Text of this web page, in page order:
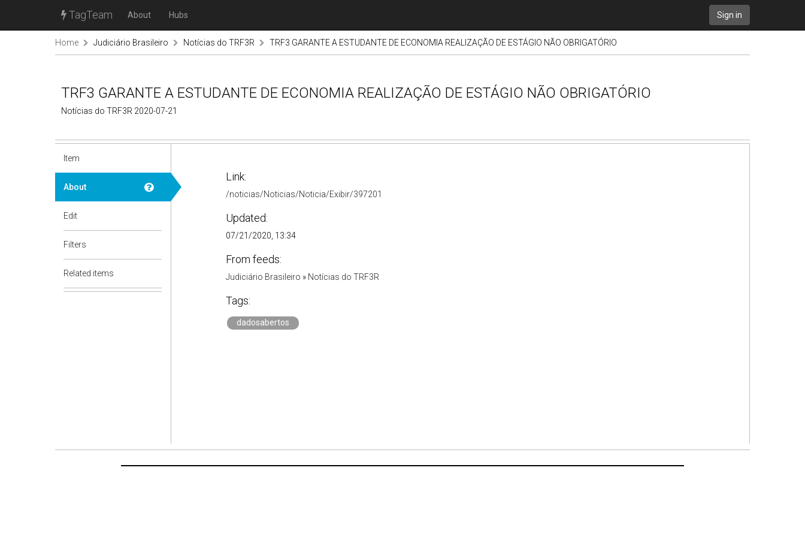
TagTeam About Hubs Sign in
Home Judiciário Brasileiro Notícias do TRF3R TRF3 GARANTE A ESTUDANTE DE ECONOMIA REALIZAÇÃO DE ESTÁGIO NÃO OBRIGATÓRIO
TRF3 GARANTE A ESTUDANTE DE ECONOMIA REALIZAÇÃO DE ESTÁGIO NÃO OBRIGATÓRIO
Notícias do TRF3R 2020-07-21
Item
About
Edit
Filters
Related items
Link:
/noticias/Noticias/Noticia/Exibir/397201
Updated:
07/21/2020, 13:34
From feeds:
Judiciário Brasileiro » Notícias do TRF3R
Tags:
dadosabertos